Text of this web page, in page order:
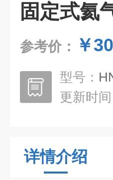
固定式氦
参考价： ￥
型号：
更新时间
详情介绍